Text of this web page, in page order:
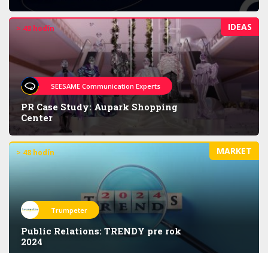
IDEAS
> 48 hodín
SEESAME Communication Experts
PR Case Study: Aupark Shopping
Center
MARKET
> 48 hodín
Trumpeter
Public Relations: TRENDY pre rok
2024